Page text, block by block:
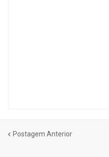
Postagem Anterior